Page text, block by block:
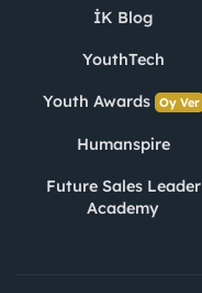
İK Blog
YouthTech
Youth Awards Oy Ver
Humanspire
Future Sales Leader
Academy